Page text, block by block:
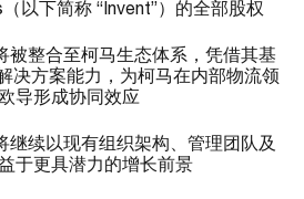
以下简称 “Invent”）的全部股权
被整合至柯马生态体系，凭借其基
决方案能力，为柯马在内部物流领
导形成协同效应
继续以现有组织架构、管理团队及
于更具潜力的增长前景